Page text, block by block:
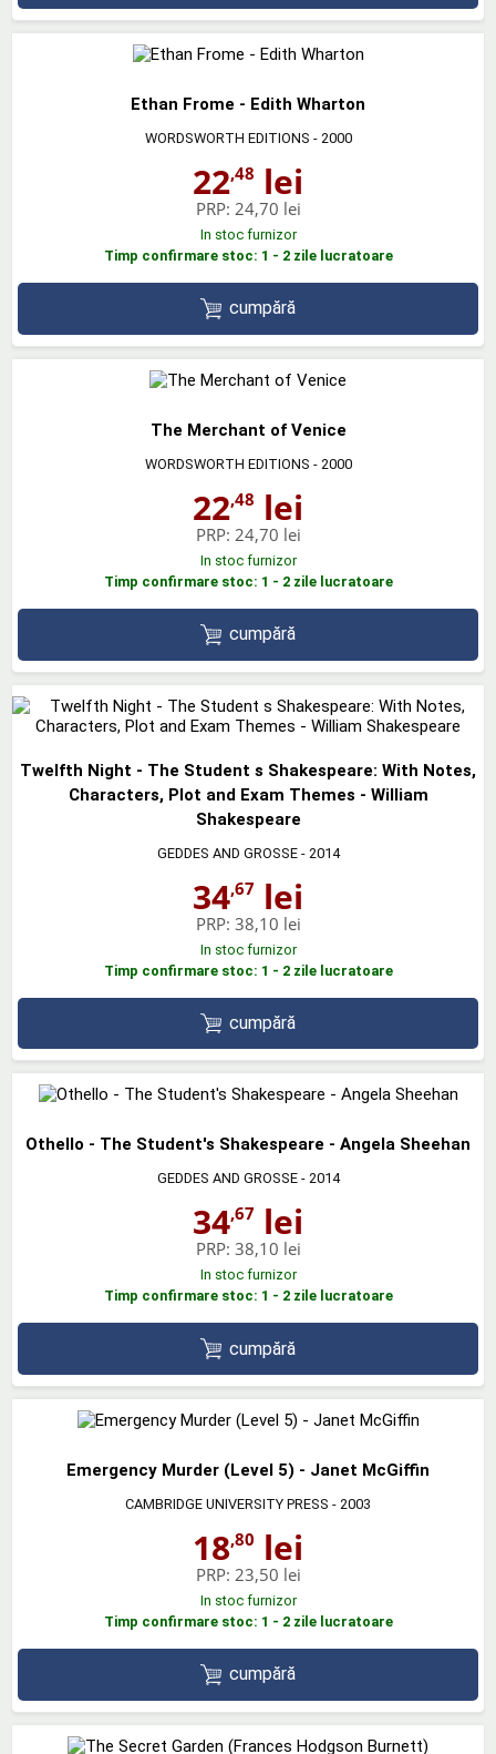
Ethan Frome - Edith Wharton
WORDSWORTH EDITIONS - 2000
22,48 lei
PRP: 24,70 lei
In stoc furnizor
Timp confirmare stoc: 1 - 2 zile lucratoare
cumpără
The Merchant of Venice
WORDSWORTH EDITIONS - 2000
22,48 lei
PRP: 24,70 lei
In stoc furnizor
Timp confirmare stoc: 1 - 2 zile lucratoare
cumpără
Twelfth Night - The Student s Shakespeare: With Notes,
Characters, Plot and Exam Themes - William
Shakespeare
GEDDES AND GROSSE- 2014
34,67 lei
PRP: 38,10 lei
In stoc furnizor
Timp confirmare stoc: 1 - 2 zile lucratoare
cumpără
Othello - The Student's Shakespeare - Angela Sheehan
GEDDES AND GROSSE- 2014
34,67 lei
PRP: 38,10 lei
In stoc furnizor
Timp confirmare stoc: 1 - 2 zile lucratoare
cumpără
Emergency Murder (Level 5) - Janet McGiffin
CAMBRIDGE UNIVERSITY PRESS - 2003
18,80 lei
PRP: 23,50 lei
In stoc furnizor
Timp confirmare stoc: 1 - 2 zile lucratoare
cumpără